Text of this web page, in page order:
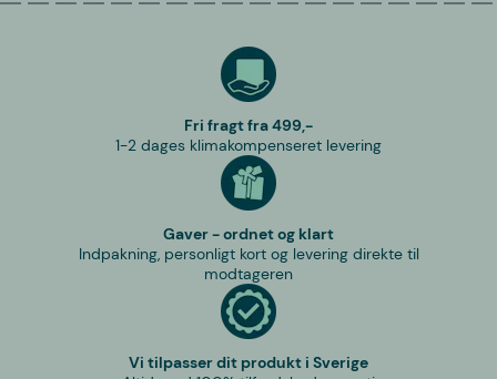
Fri fragt fra 499,-
1-2 dages klimakompenseret levering
Gaver - ordnet og klart
Indpakning, personligt kort og levering direkte til
modtageren
Vi tilpasser dit produkt i Sverige